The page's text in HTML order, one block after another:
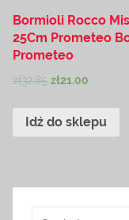
Bormioli Rocco
25Cm Prometeo
Prometeo
zł32.85 zł21.00
Idź do sklepu